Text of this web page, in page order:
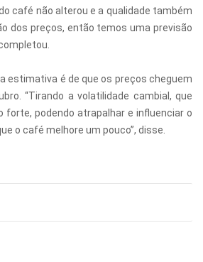
café não alterou e a qualidade também
dos preços, então temos uma previsão
estimativa é de que os preços cheguem
“Tirando a volatilidade cambial, que
podendo atrapalhar e influenciar o
o café melhore um pouco”, disse.